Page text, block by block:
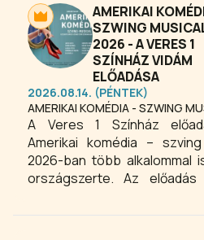
képes lesz
szokásaitól, képes jobb
hozni, nyugodtabb és
lesz.
AMERIKAI
SZWING
2026 - A VERES 1
SZÍNHÁZ VIDÁM
ELŐADÁSA
2026.08.14. (PÉNTEK)
AMERIKAI KOMÉDIA - SZWING
A Veres 1 Színház
Amerikai komédia –
2026-ban több alkalommal
országszerte. Az előadás
évekbeli komédiája alapján